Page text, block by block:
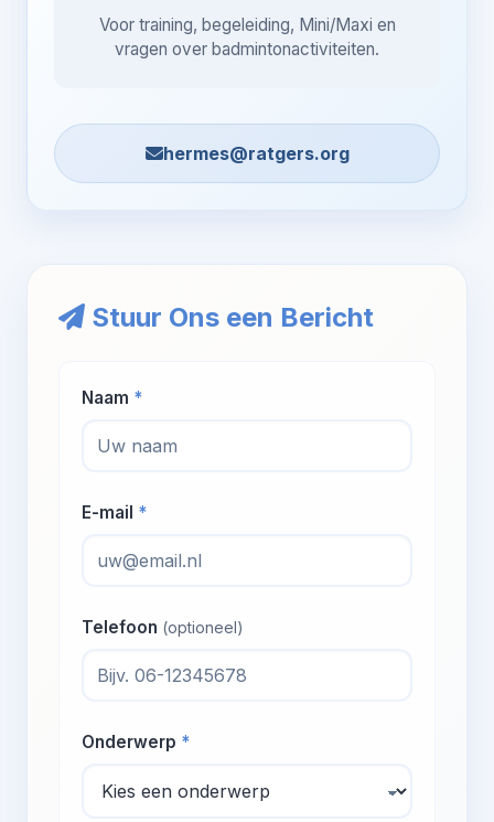
Voor training, begeleiding, Mini/Maxi en
vragen over badmintonactiviteiten.
hermes@ratgers.org
Stuur Ons een Bericht
Naam *
E-mail *
Telefoon (optioneel)
Onderwerp *